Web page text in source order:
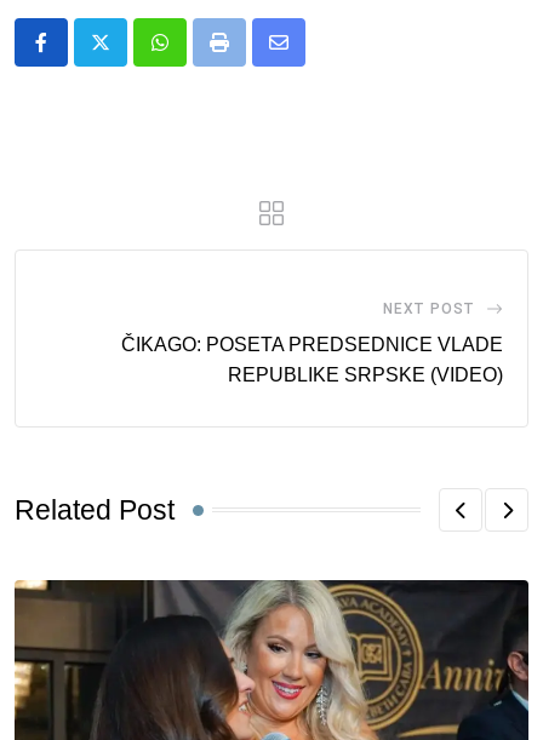
Whatsapp
Print
Share
NEXT POST
ČIKAGO: POSETA PREDSEDNICE VLADE
REPUBLIKE SRPSKE (VIDEO)
Related Post